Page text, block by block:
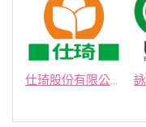
仕琦股份有限公司